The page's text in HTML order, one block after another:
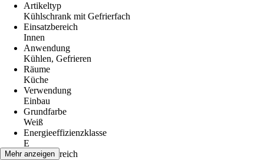
Artikeltyp
Kühlschrank mit Gefrierfach
Einsatzbereich
Innen
Anwendung
Kühlen, Gefrieren
Räume
Küche
Verwendung
Einbau
Grundfarbe
Weiß
Energieeffizienzklasse
E
Einsatzbereich
Mehr anzeigen